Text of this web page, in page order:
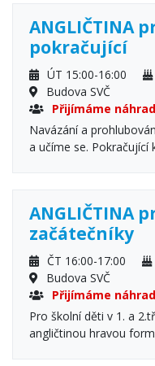
ANGLIČTINA
pokračující
ÚT 15:00-16:00
Budova SVČ
Přijímáme
Navázání a
a učíme se. Pokračující
ANGLIČTINA
začátečníky
ČT 16:00-17:00
Budova SVČ
Přijímáme
Pro školní děti v 1. a
angličtinou hravou